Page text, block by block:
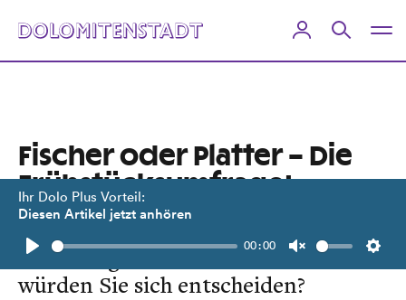
Ihr Dolo Plus Vorteil:
Diesen Artikel jetzt anhören
Play
00:00
Unmute
Fischer oder Platter – Die
Frühstücksumfrage!
Wir haben zwei Frühstücks-
Einladungen bekommen. Wie
würden Sie sich entscheiden?